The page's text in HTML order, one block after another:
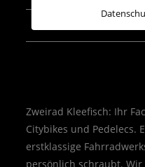
Zweirad Kleefisch: Ihr
Citybikes und Pedelecs.
erstklassige
persönlich schraubt.